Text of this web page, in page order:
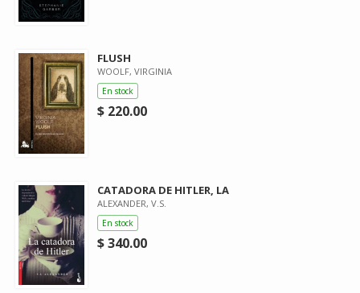
FLUSH
WOOLF, VIRGINIA
En stock
$ 220.00
CATADORA DE HITLER, LA
ALEXANDER, V.S.
En stock
$ 340.00